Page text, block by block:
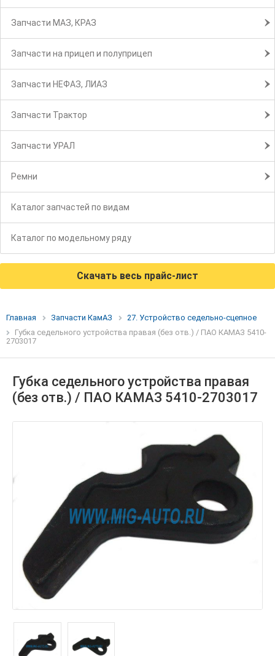
Запчасти МАЗ, КРАЗ
Запчасти на прицеп и полуприцеп
Запчасти НЕФАЗ, ЛИАЗ
Запчасти Трактор
Запчасти УРАЛ
Ремни
Каталог запчастей по видам
Каталог по модельному ряду
Скачать весь прайс-лист
Главная Запчасти КамАЗ
27. Устройство седельно-сцепное
Губка седельного устройства правая (без отв.) / ПАО КАМАЗ 5410-
2703017
Губка седельного устройства правая
(без отв.) / ПАО КАМАЗ 5410-2703017